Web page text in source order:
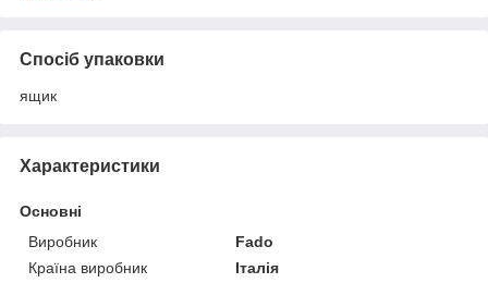
Спосіб упаковки
ящик
Характеристики
Основні
Виробник
Fado
Країна виробник
Італія